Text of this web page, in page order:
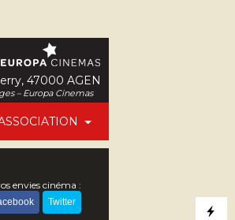
47000 AGEN
– Europa Cinemas
envies cinéma :
Twitter